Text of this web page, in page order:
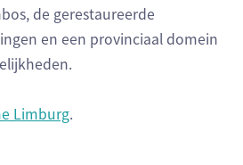
de gerestaureerde
en een provinciaal domein
Limburg.